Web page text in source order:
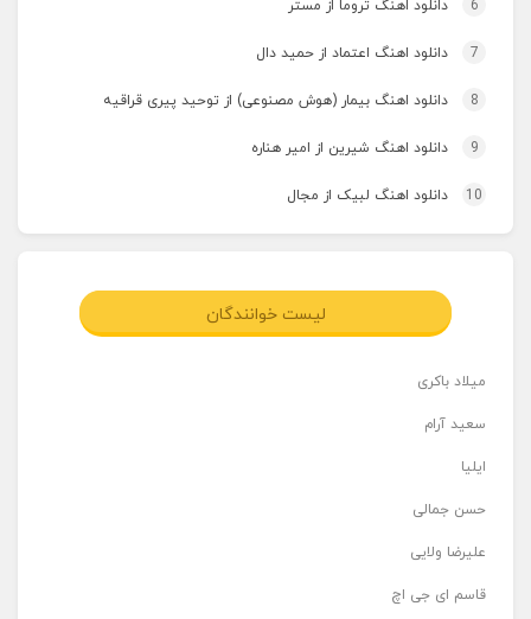
6 دانلود اهنگ تروما از مستر
7 دانلود اهنگ اعتماد از حمید دال
8 دانلود اهنگ بیمار (هوش مصنوعی) از توحید پیری قراقیه
9 دانلود اهنگ شیرین از امیر هناره
10 دانلود اهنگ لبیک از مجال
لیست خوانندگان
میلاد باکری
سعید آرام
ایلیا
حسن جمالی
علیرضا ولایی
قاسم ای جی اچ